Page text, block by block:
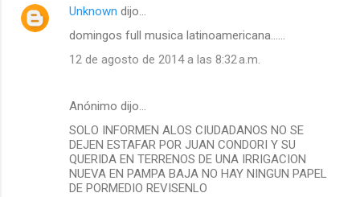
Unknown dijo…
domingos full musica latinoamericana......
12 de agosto de 2014 a las 8:32 a.m.
Anónimo dijo…
SOLO INFORMEN ALOS CIUDADANOS NO SE
DEJEN ESTAFAR POR JUAN CONDORI Y SU
QUERIDA EN TERRENOS DE UNA IRRIGACION
NUEVA EN PAMPA BAJA NO HAY NINGUN PAPEL
DE PORMEDIO REVISENLO